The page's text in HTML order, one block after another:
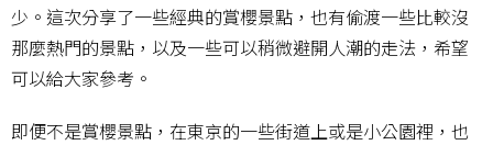
少。這次分享了一些經典的賞櫻景點，也有偷渡一些比較沒
那麼熱門的景點，以及一些可以稍微避開人潮的走法，希望
可以給大家參考。
即便不是賞櫻景點，在東京的一些街道上或是小公園裡，也